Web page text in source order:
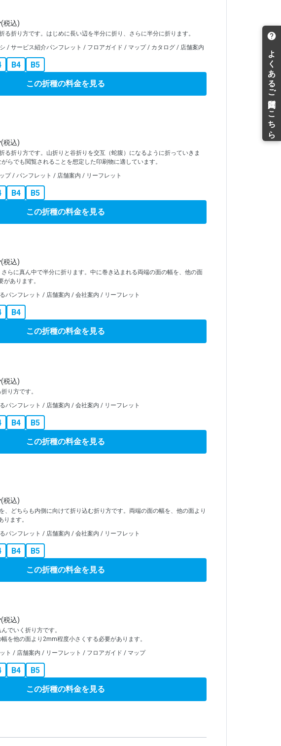
(税込)
る折り方です。はじめに長い辺を半分に折り、さらに半分に折ります。
/ サービス紹介パンフレット / フロアガイド / マップ / カタログ / 店舗案内
B4 B5
この折種の料金を見る
(税込)
る折り方です。山折りと谷折りを交互（蛇腹）になるように折っていきま
らでも閲覧されることを想定した印刷物に適しています。
プ / パンフレット / 店舗案内 / リーフレット
B4 B5
この折種の料金を見る
(税込)
らに真ん中で半分に折ります。中に巻き込まれる両端の面の幅を、他の面
あります。
パンフレット / 店舗案内 / 会社案内 / リーフレット
B4
この折種の料金を見る
(税込)
り方です。
パンフレット / 店舗案内 / 会社案内 / リーフレット
B4 B5
この折種の料金を見る
(税込)
、どちらも内側に向けて折り込む折り方です。両端の面の幅を、他の面より
ます。
パンフレット / 店舗案内 / 会社案内 / リーフレット
B4 B5
この折種の料金を見る
(税込)
でいく折り方です。
を他の面より2mm程度小さくする必要があります。
ト / 店舗案内 / リーフレット / フロアガイド / マップ
B4 B5
この折種の料金を見る